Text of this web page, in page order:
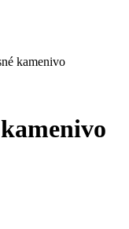
kamenivo